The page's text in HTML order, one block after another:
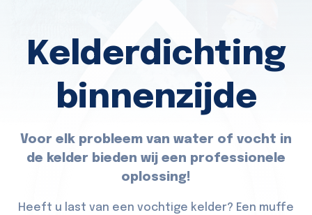
Kelderdichting
binnenzijde
Voor elk probleem van water of vocht in
de kelder bieden wij een professionele
oplossing!
Heeft u last van een vochtige kelder? Een muffe